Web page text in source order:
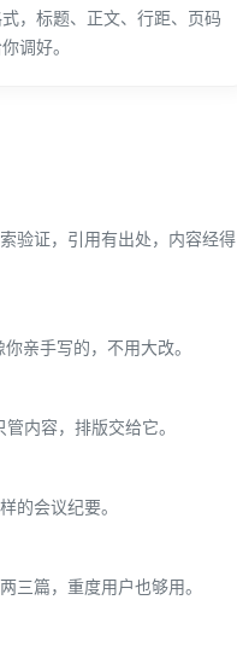
，标题、正文、行距、页码
调好。
验证，引用有出处，内容经得
亲手写的，不用大改。
内容，排版交给它。
的会议纪要。
篇，重度用户也够用。